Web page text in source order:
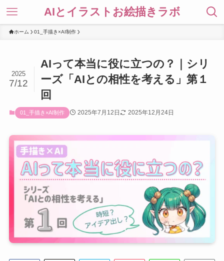
AIとイラストお絵描きラボ
ホーム 01_手描き×AI制作
AIって本当に役に立つの？｜シリ
ーズ「AIとの相性を考える」第１
回
2025
7/12
01_手描き×AI制作 2025年7月12日 2025年12月24日